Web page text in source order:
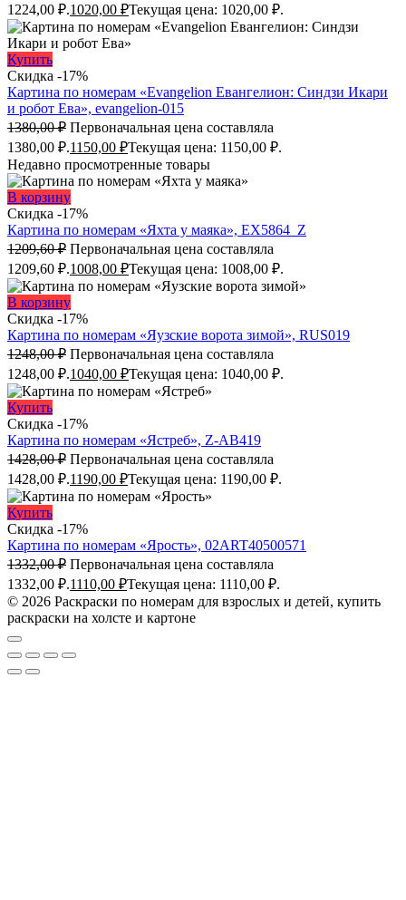
1224,00 ₽.1020,00 ₽Текущая цена: 1020,00 ₽.
Купить
Скидка -17%
Картина по номерам «Evangelion Евангелион: Синдзи Икари
и робот Ева», evangelion-015
1380,00₽ Первоначальная цена составляла
1380,00 ₽.1150,00 ₽Текущая цена: 1150,00 ₽.
Недавно просмотренные товары
В корзину
Скидка -17%
Картина по номерам «Яхта у маяка», EX5864_Z
1209,60₽ Первоначальная цена составляла
1209,60 ₽.1008,00 ₽Текущая цена: 1008,00 ₽.
В корзину
Скидка -17%
Картина по номерам «Яузские ворота зимой», RUS019
1248,00₽ Первоначальная цена составляла
1248,00 ₽.1040,00 ₽Текущая цена: 1040,00 ₽.
Купить
Скидка -17%
Картина по номерам «Ястреб», Z-AB419
1428,00₽ Первоначальная цена составляла
1428,00 ₽.1190,00 ₽Текущая цена: 1190,00 ₽.
Купить
Скидка -17%
Картина по номерам «Ярость», 02ART40500571
1332,00₽ Первоначальная цена составляла
1332,00 ₽.1110,00 ₽Текущая цена: 1110,00 ₽.
© 2026 Раскраски по номерам для взрослых и детей, купить
раскраски на холсте и картоне